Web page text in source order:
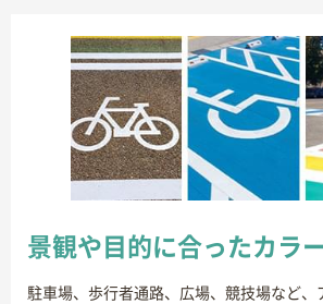
景観や目的に合ったカラ
駐車場、歩行者通路、広場、競技場など、